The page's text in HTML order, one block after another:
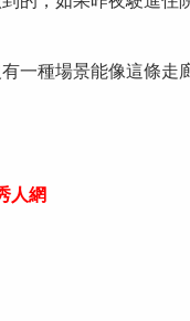
一種場景能像這條走
人網